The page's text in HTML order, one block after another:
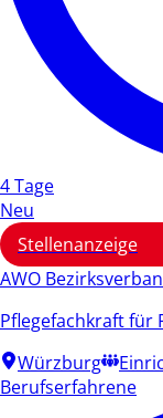
4 Tage
Neu
Stellenanzeige
AWO
Pflegefachkraft für
Würzburg
Berufserfahrene